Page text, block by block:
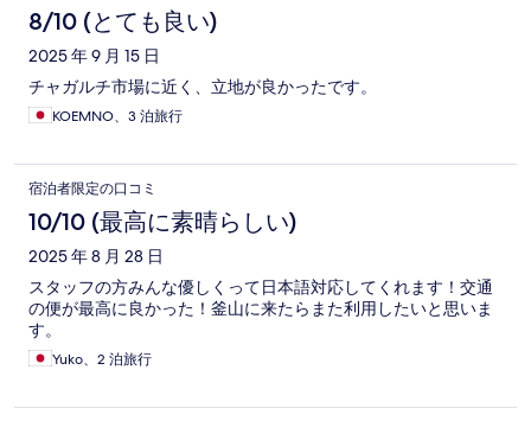
8/10 (とても良い)
2025 年 9 月 15 日
チャガルチ市場に近く、立地が良かったです。
KOEMNO、3 泊旅行
宿泊者限定の口コミ
10/10 (最高に素晴らしい)
2025 年 8 月 28 日
スタッフの方みんな優しくって日本語対応してくれます！交通
の便が最高に良かった！釜山に来たらまた利用したいと思いま
す。
Yuko、2 泊旅行